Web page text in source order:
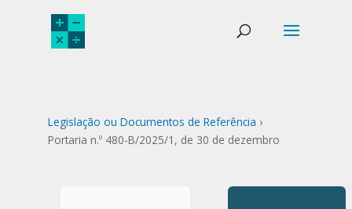
Legislação ou Documentos de Referência ›
Portaria n.º 480-B/2025/1, de 30 de dezembro